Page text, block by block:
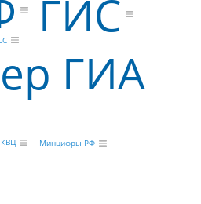
ГИА
ГИС
Минцифры РФ